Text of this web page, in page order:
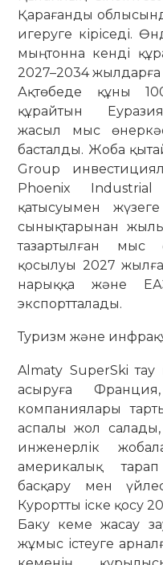
Қарағанды
игеруге кіріседі.
мың тонна кенді
2027–2034
Ақтөбеде құны
құрайтын
жасыл мыс
басталды. Жоба
Group
Phoenix Industrial
қатысуымен
сынықтарынан
тазартылған мыс
қосылуы 2027
нарыққа және
экспортталады.
Туризм және
Almaty SuperSki тау
асыруға
компаниялары
аспалы жол
инженерлік
америкалық
басқару мен
Курортты іске қосу
Баку кеме жасау
жұмыс істеуге